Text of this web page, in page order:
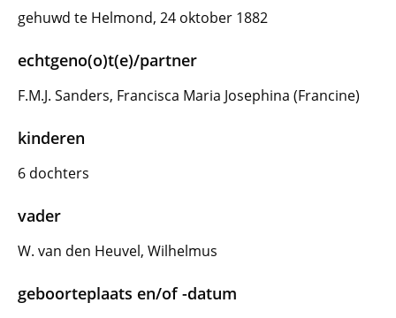
gehuwd te Helmond, 24 oktober 1882
echtgeno(o)t(e)/partner
F.M.J. Sanders, Francisca Maria Josephina (Francine)
kinderen
6 dochters
vader
W. van den Heuvel, Wilhelmus
geboorteplaats en/of -datum